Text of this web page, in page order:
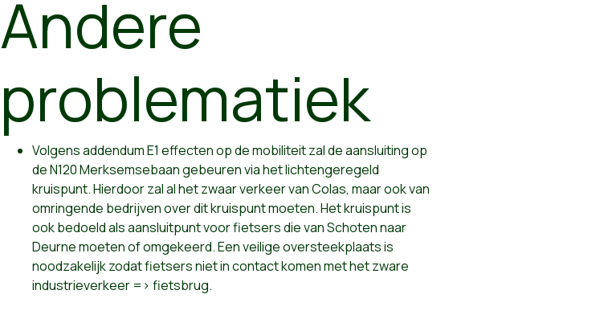
Andere
problematiek
Volgens addendum E1 effecten op de mobiliteit zal de aansluiting op
de N120 Merksemsebaan gebeuren via het lichtengeregeld
kruispunt. Hierdoor zal al het zwaar verkeer van Colas, maar ook van
omringende bedrijven over dit kruispunt moeten. Het kruispunt is
ook bedoeld als aansluitpunt voor fietsers die van Schoten naar
Deurne moeten of omgekeerd. Een veilige oversteekplaats is
noodzakelijk zodat fietsers niet in contact komen met het zware
industrieverkeer => fietsbrug.